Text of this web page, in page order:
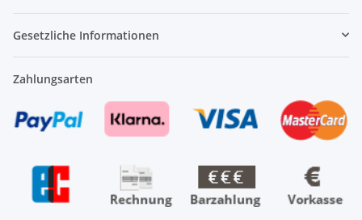
Gesetzliche Informationen
Zahlungsarten